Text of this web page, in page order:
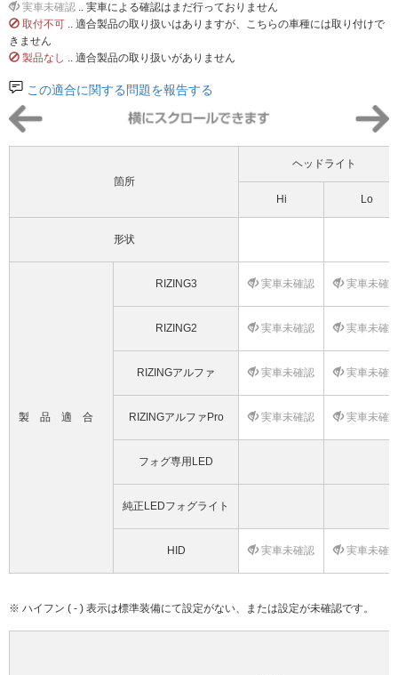
実車未確認 .. 実車による確認はまだ行っておりません
取付不可 .. 適合製品の取り扱いはありますが、こちらの車種には取り付けで
きません
製品なし .. 適合製品の取り扱いがありません
この適合に関する問題を報告する
箇所
ヘッドライト
Hi Lo
形状
製品適合
RIZING3 実車未確認 実車未確
RIZING2 実車未確認 実車未確
RIZINGアルファ 実車未確認 実車未確
RIZINGアルファPro 実車未確認 実車未確
フォグ専用LED
純正LEDフォグライト
HID 実車未確認 実車未確
※ ハイフン ( - ) 表示は標準装備にて設定がない、または設定が未確認です。